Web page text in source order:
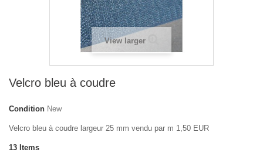
View larger
Velcro bleu à coudre
Condition New
Velcro bleu à coudre largeur 25 mm vendu par m 1,50 EUR
13 Items